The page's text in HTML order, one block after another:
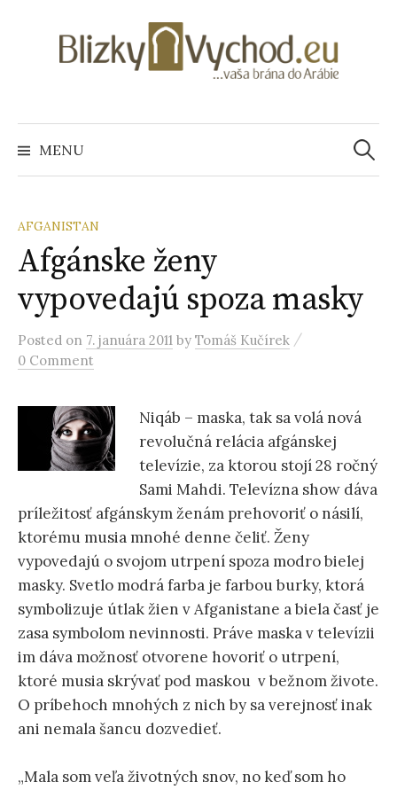
c
o
t
e
n
t
MENU H
d
AFGANISTAN
Afgánske ženy
vypovedajú spoza masky
Posted on 7. januára 2011 by Tomáš Kučírek /
0 Comment
Niqáb – maska, tak sa volá nová
revolučná relácia afgánskej
televízie, za ktorou stojí 28 ročný
Sami Mahdi. Televízna show dáva
príležitosť afgánskym ženám prehovoriť o násilí,
ktorému musia mnohé denne čeliť. Ženy
vypovedajú o svojom utrpení spoza modro bielej
masky. Svetlo modrá farba je farbou burky, ktorá
symbolizuje útlak žien v Afganistane a biela časť je
zasa symbolom nevinnosti. Práve maska v televízii
im dáva možnosť otvorene hovoriť o utrpení,
ktoré musia skrývať pod maskou v bežnom živote.
O príbehoch mnohých z nich by sa verejnosť inak
ani nemala šancu dozvedieť.
„Mala som veľa životných snov, no keď som ho